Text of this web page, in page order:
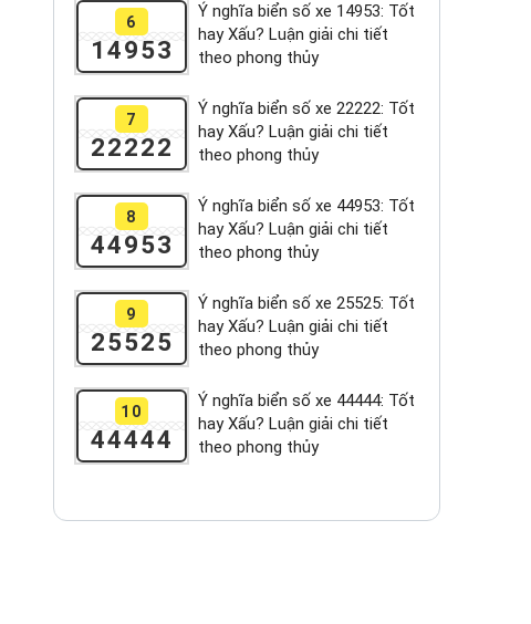
6
14953
Ý nghĩa biển số xe 14953: Tốt
hay Xấu? Luận giải chi tiết
theo phong thủy
7
22222
Ý nghĩa biển số xe 22222: Tốt
hay Xấu? Luận giải chi tiết
theo phong thủy
8
44953
Ý nghĩa biển số xe 44953: Tốt
hay Xấu? Luận giải chi tiết
theo phong thủy
9
25525
Ý nghĩa biển số xe 25525: Tốt
hay Xấu? Luận giải chi tiết
theo phong thủy
10
44444
Ý nghĩa biển số xe 44444: Tốt
hay Xấu? Luận giải chi tiết
theo phong thủy